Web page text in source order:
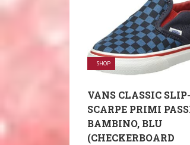
SHOP
VANS CLASSIC
SCARPE PRIMI
BAMBINO, BLU
(CHECKERBOARD